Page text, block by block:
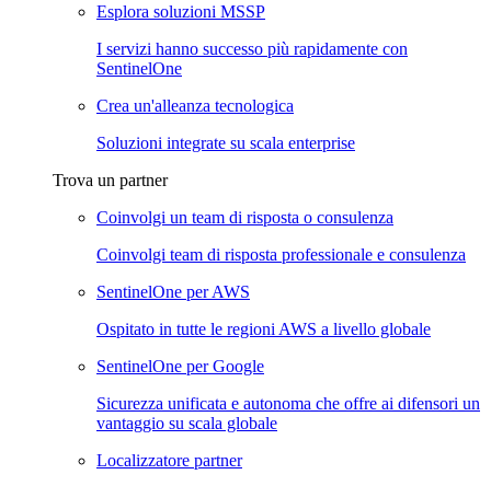
Esplora soluzioni MSSP
I servizi hanno successo più rapidamente con
SentinelOne
Crea un'alleanza tecnologica
Soluzioni integrate su scala enterprise
Trova un partner
Coinvolgi un team di risposta o consulenza
Coinvolgi team di risposta professionale e consulenza
SentinelOne per AWS
Ospitato in tutte le regioni AWS a livello globale
SentinelOne per Google
Sicurezza unificata e autonoma che offre ai difensori un
vantaggio su scala globale
Localizzatore partner